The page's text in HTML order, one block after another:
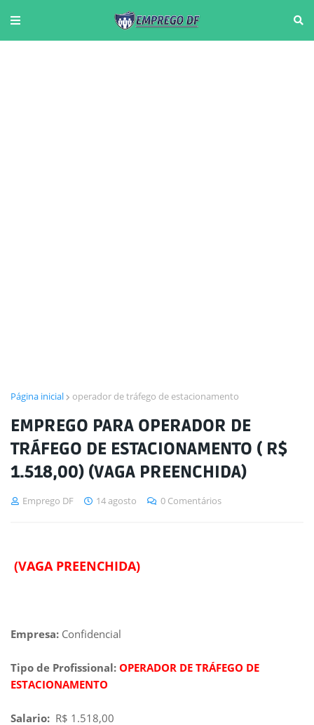
Página inicial operador de tráfego de estacionamento
EMPREGO PARA OPERADOR DE
TRÁFEGO DE ESTACIONAMENTO ( R$
1.518,00) (VAGA PREENCHIDA)
Emprego DF 14 agosto 0 Comentários
(VAGA PREENCHIDA)
Empresa: Confidencial
Tipo de Profissional: OPERADOR DE TRÁFEGO DE
ESTACIONAMENTO
Salario: R$ 1.518,00